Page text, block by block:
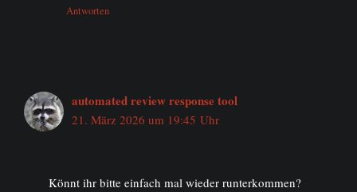
Antworten
automated review response tool
21. März 2026 um 19:45 Uhr
Könnt ihr bitte einfach mal wieder runterkommen?